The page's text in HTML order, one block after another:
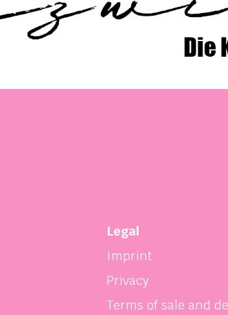
Legal
Imprint
Privacy
Terms of sale and